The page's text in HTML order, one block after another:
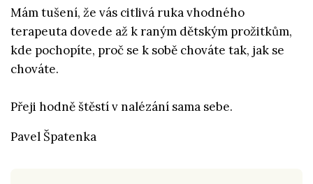
Mám tušení, že vás citlivá ruka vhodného
terapeuta dovede až k raným dětským prožitkům,
kde pochopíte, proč se k sobě chováte tak, jak se
chováte.
Přeji hodně štěstí v nalézání sama sebe.
Pavel Špatenka